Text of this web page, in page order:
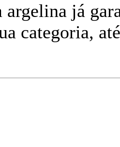
argelina já
categoria,